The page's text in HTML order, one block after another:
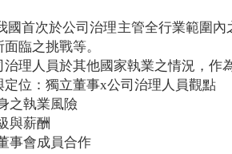
首次於公司治理主管全行業範圍
臨之挑戰等。
理人員於其他國家執業之情況，作
定位：獨立董事x公司治理人員觀點
之執業風險
與薪酬
事會成員合作